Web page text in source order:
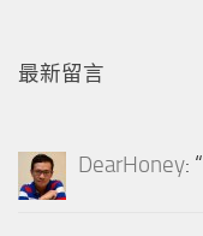
最新留言
DearHoney: “